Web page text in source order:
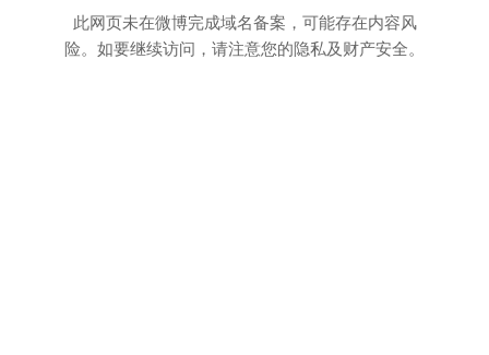
此网页未在微博完成域名备案，可能存在内容风
险。如要继续访问，请注意您的隐私及财产安全。